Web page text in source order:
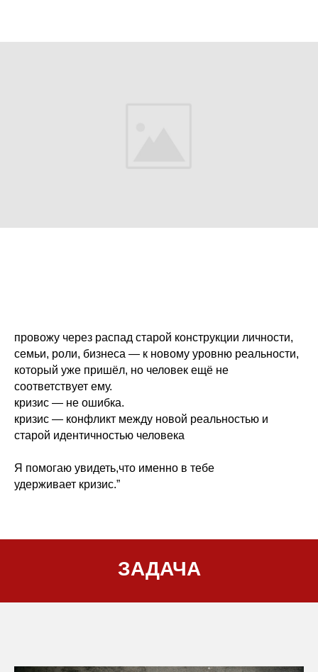
провожу через распад старой конструкции личности,
семьи, роли, бизнеса — к новому уровню реальности,
который уже пришёл, но человек ещё не
соответствует ему.
кризис — не ошибка.
кризис — конфликт между новой реальностью и
старой идентичностью человека
Я помогаю увидеть,что именно в тебе
удерживает кризис.”
ЗАДАЧА